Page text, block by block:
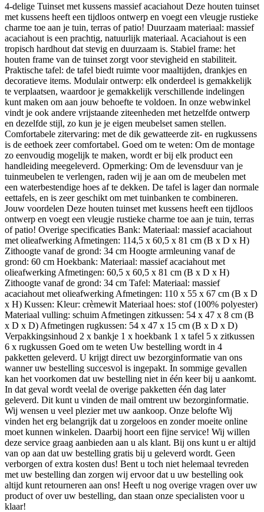
4-delige Tuinset met kussens massief acaciahout Deze houten tuinset
met kussens heeft een tijdloos ontwerp en voegt een vleugje rustieke
charme toe aan je tuin, terras of patio! Duurzaam materiaal: massief
acaciahout is een prachtig, natuurlijk materiaal. Acaciahout is een
tropisch hardhout dat stevig en duurzaam is. Stabiel frame: het
houten frame van de tuinset zorgt voor stevigheid en stabiliteit.
Praktische tafel: de tafel biedt ruimte voor maaltijden, drankjes en
decoratieve items. Modulair ontwerp: elk onderdeel is gemakkelijk
te verplaatsen, waardoor je gemakkelijk verschillende indelingen
kunt maken om aan jouw behoefte te voldoen. In onze webwinkel
vindt je ook andere vrijstaande ziteenheden met hetzelfde ontwerp
en dezelfde stijl, zo kun je je eigen meubelset samen stellen.
Comfortabele zitervaring: met de dik gewatteerde zit- en rugkussens
is de eethoek zeer comfortabel. Goed om te weten: Om de montage
zo eenvoudig mogelijk te maken, wordt er bij elk product een
handleiding meegeleverd. Opmerking: Om de levensduur van je
tuinmeubelen te verlengen, raden wij je aan om de meubelen met
een waterbestendige hoes af te dekken. De tafel is lager dan normale
eettafels, en is zeer geschikt om met tuinbanken te combineren.
Jouw voordelen Deze houten tuinset met kussens heeft een tijdloos
ontwerp en voegt een vleugje rustieke charme toe aan je tuin, terras
of patio! Overige specificaties Bank: Materiaal: massief acaciahout
met olieafwerking Afmetingen: 114,5 x 60,5 x 81 cm (B x D x H)
Zithoogte vanaf de grond: 34 cm Hoogte armleuning vanaf de
grond: 60 cm Hoekbank: Materiaal: massief acaciahout met
olieafwerking Afmetingen: 60,5 x 60,5 x 81 cm (B x D x H)
Zithoogte vanaf de grond: 34 cm Tafel: Materiaal: massief
acaciahout met olieafwerking Afmetingen: 110 x 55 x 67 cm (B x D
x H) Kussen: Kleur: crèmewit Materiaal hoes: stof (100% polyester)
Materiaal vulling: schuim Afmetingen zitkussen: 54 x 47 x 8 cm (B
x D x D) Afmetingen rugkussen: 54 x 47 x 15 cm (B x D x D)
Verpakkingsinhoud 2 x bankje 1 x hoekbank 1 x tafel 5 x zitkussen
6 x rugkussen Goed om te weten Uw bestelling wordt in 4
pakketten geleverd. U krijgt direct uw bezorginformatie van ons
wanner uw bestelling succesvol is ingepakt. In sommige gevallen
kan het voorkomen dat uw bestelling niet in één keer bij u aankomt.
In dat geval wordt veelal de overige pakketten één dag later
geleverd. Dit kunt u vinden de mail omtrent uw bezorginformatie.
Wij wensen u veel plezier met uw aankoop. Onze belofte Wij
vinden het erg belangrijk dat u zorgeloos en zonder moeite online
moet kunnen winkelen. Daarbij hoort een fijne service! Wij willen
deze service graag aanbieden aan u als klant. Bij ons kunt u er altijd
van op aan dat uw bestelling gratis bij u geleverd wordt. Geen
verborgen of extra kosten dus! Bent u toch niet helemaal tevreden
met uw bestelling dan zorgen wij ervoor dat u uw bestelling ook
altijd kunt retourneren aan ons! Heeft u nog overige vragen over uw
product of over uw bestelling, dan staan onze specialisten voor u
klaar!